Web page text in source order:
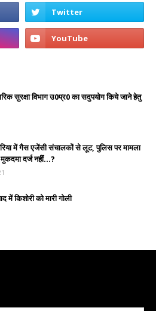
सुरक्षा विभाग उ0प्र0 का सदुपयोग किये जाने हेतु
में गैस एजेंसी संचालकों से लूट, पुलिस पर मामला
दर्ज नहीं...?
में किशोरी को मारी गोली